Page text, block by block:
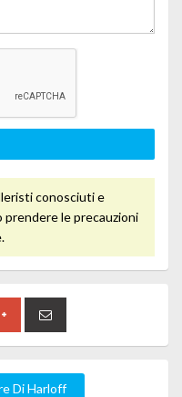
conosciuti e
le precauzioni
Di Harloff